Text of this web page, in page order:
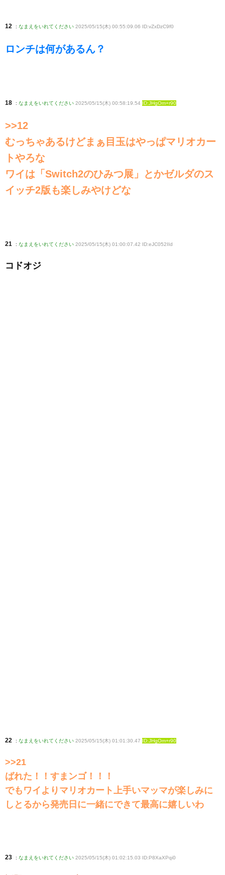
12 : なまえをいれてください 2025/05/15(木) 00:55:09.06 ID:vZxDzC9f0
ロンチは何があるん？
18 : なまえをいれてください 2025/05/15(木) 00:58:19.54 ID:JHgOm+r90
>>12
むっちゃあるけどまぁ目玉はやっぱマリオカー
トやろな
ワイは「Switch2のひみつ展」とかゼルダのス
イッチ2版も楽しみやけどな
21 : なまえをいれてください 2025/05/15(木) 01:00:07.42 ID:eJC052IId
コドオジ
22 : なまえをいれてください 2025/05/15(木) 01:01:30.47 ID:JHgOm+r90
>>21
ばれた！！すまンゴ！！！
でもワイよりマリオカート上手いマッマが楽しみに
しとるから発売日に一緒にできて最高に嬉しいわ
23 : なまえをいれてください 2025/05/15(木) 01:02:15.03 ID:P8XaXPqi0